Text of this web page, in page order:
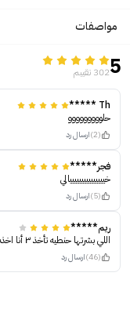
مواصفات
5302 تقييم
Th *****
حلووووووووو
(2) ارسال رد
فجر*****
خيييييييييييييييالي
(5) ارسال رد
ريم*****
اللي بشرتها حنطيه تأخذ ٣ أنا اخذت ٢ وطلع فاتح بس التغطيه خيال احبه ويعطي قلو
(46) ارسال رد